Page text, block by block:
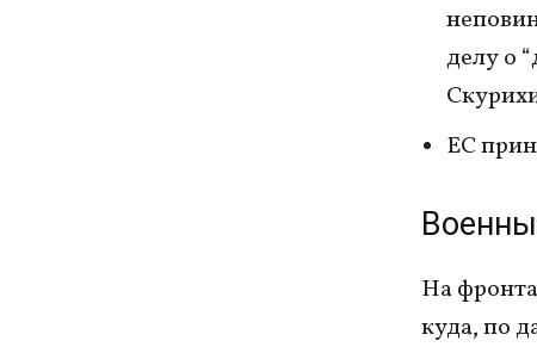
делу о
ЕС
На
куда, по